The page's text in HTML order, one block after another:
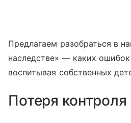
Предлагаем разобраться в
наследстве» — каких
воспитывая собственных
Потеря контроля